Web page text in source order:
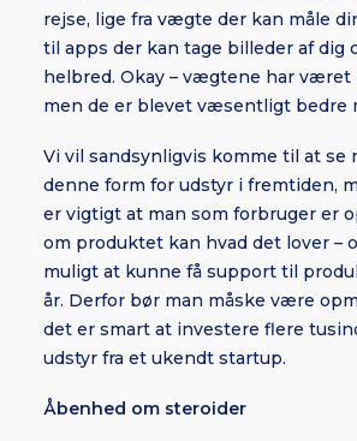
rejse, lige fra vægte der kan måle
til apps der kan tage billeder af dig
helbred. Okay – vægtene har været
men de er blevet væsentligt bedre
Vi vil sandsynligvis komme til at se
denne form for udstyr i fremtiden,
er vigtigt at man som forbruger er
om produktet kan hvad det lover –
muligt at kunne få support til
år. Derfor bør man måske være
det er smart at investere flere
udstyr fra et ukendt startup.
Åbenhed om steroider